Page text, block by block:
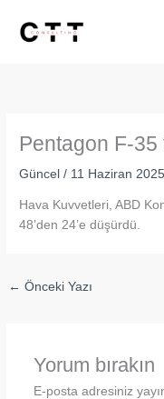
Pentagon F-35
Güncel / 11 Haziran
Hava Kuvvetleri, ABD
48’den 24’e düşürdü.
← Önceki Yazı
Yorum bırakın
E-posta adresiniz